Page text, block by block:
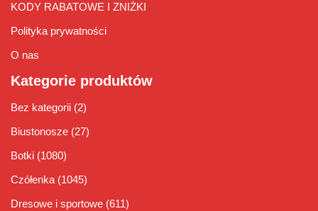
KODY RABATOWE I ZNIŻKI
Polityka prywatności
O nas
Kategorie produktów
Bez kategorii (2)
Biustonosze (27)
Botki (1080)
Czółenka (1045)
Dresowe i sportowe (611)